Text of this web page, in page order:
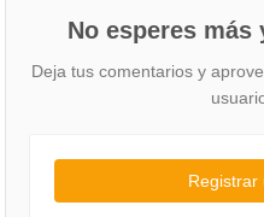
No esperes
Deja tus comentarios y
Registrar